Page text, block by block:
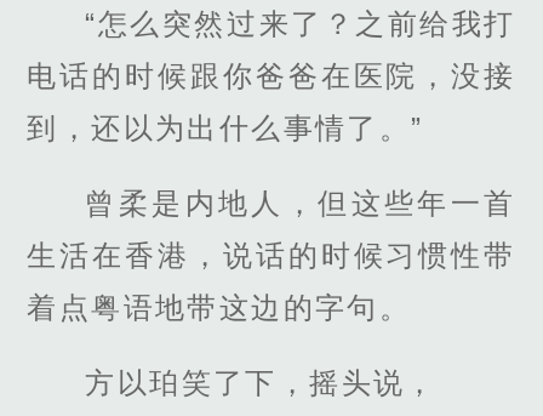
“怎么突然过来了？之前给我打
电话的时候跟你爸爸在医院，没接
到，还以为出什么事情了。”
曾柔是内地人，但这些年一首
生活在香港，说话的时候习惯性带
着点粤语地带这边的字句。
方以珀笑了下，摇头说，